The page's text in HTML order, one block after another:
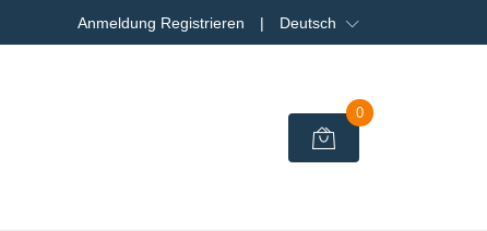
Anmeldung Registrieren | Deutsch
0